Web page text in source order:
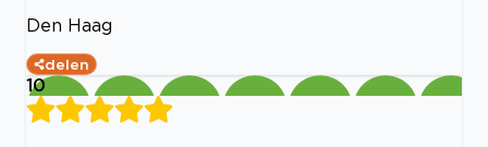
Den Haag
delen
10